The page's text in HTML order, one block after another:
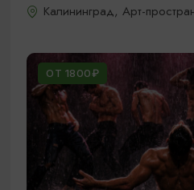
Калининград, Арт-
ОТ 1800₽